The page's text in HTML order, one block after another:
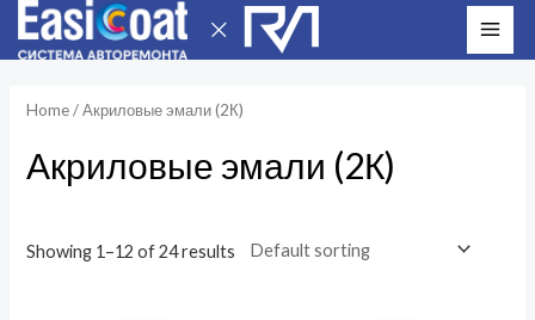
Перейти
Home/ Акриловые эмали (2К)
Акриловые эмали (2К)
Showing 1–12 of 24 results